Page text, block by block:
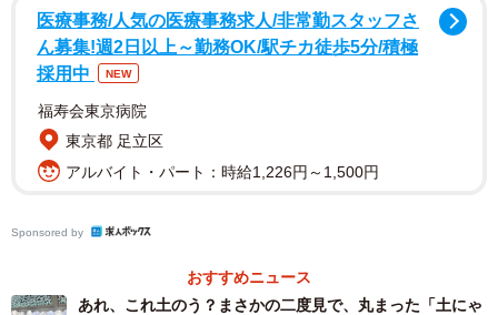
医療事務/人気の医療事務求人/非常勤スタッフさ
ん募集!週2日以上～勤務OK/駅チカ徒歩5分/積極
採用中
NEW
福寿会東京病院
東京都 足立区
アルバイト・パート：時給1,226円～1,500円
Sponsored by
おすすめニュース
あれ、これ土のう？まさかの二度見で、丸まった「土にゃ